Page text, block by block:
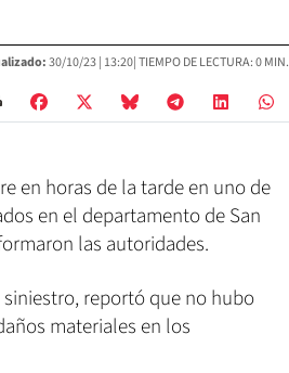
30/10/23 | 13:20| TIEMPO DE LECTURA: 0 MIN.
en horas de la tarde en uno de
en el departamento de San
las autoridades.
reportó que no hubo
materiales en los